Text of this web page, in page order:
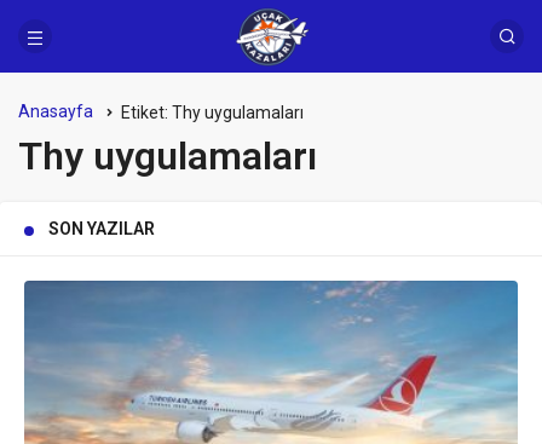
Anasayfa Etiket: Thy uygulamaları
Thy uygulamaları
SON YAZILAR